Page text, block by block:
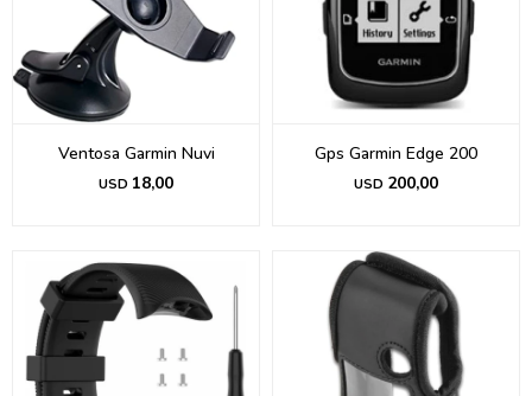
Ventosa Garmin Nuvi
USD 18,00
Gps Garmin Edge 200
USD 200,00